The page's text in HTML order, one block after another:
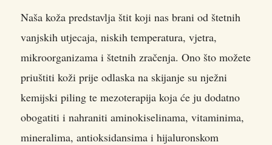
Naša koža predstavlja štit koji nas brani od štetnih
vanjskih utjecaja, niskih temperatura, vjetra,
mikroorganizama i štetnih zračenja. Ono što možete
priuštiti koži prije odlaska na skijanje su nježni
kemijski piling te mezoterapija koja će ju dodatno
obogatiti i nahraniti aminokiselinama, vitaminima,
mineralima, antioksidansima i hijaluronskom